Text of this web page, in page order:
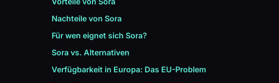
Nachteile von Sora
Für wen eignet sich Sora?
Sora vs. Alternativen
Verfügbarkeit in Europa: Das EU-Problem